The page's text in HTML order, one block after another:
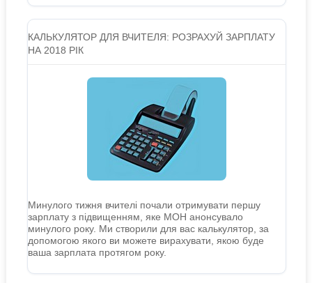
КАЛЬКУЛЯТОР ДЛЯ ВЧИТЕЛЯ: РОЗРАХУЙ ЗАРПЛАТУ
НА 2018 РІК
Минулого тижня вчителі почали отримувати першу
зарплату з підвищенням, яке МОН анонсувало
минулого року. Ми створили для вас калькулятор, за
допомогою якого ви можете вирахувати, якою буде
ваша зарплата протягом року.